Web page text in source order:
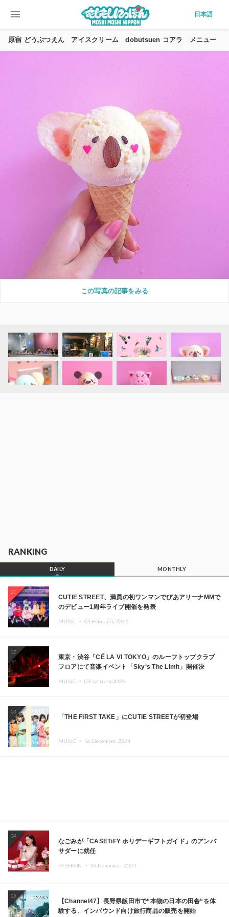
menu 日本語
原宿 どうぶつえん アイスクリーム dobutsuen コアラ メニュー
この写真の記事をみる
RANKING
DAILY MONTHLY
01
CUTIE STREET、満員の初ワンマンでぴあアリーナMMで
のデビュー1周年ライブ開催を発表
MUSIC ・ 04.February.2025
02
東京・渋谷「CÉ LA VI TOKYO」のルーフトップクラブ
フロアにて音楽イベント「Sky‘s The Limit」開催決
Kza（FORCE OF NATURE）ら日本を代表するDJ・クリ
MUSIC ・ 09.January.2025
03
「THE FIRST TAKE」にCUTIE STREETが初登場
MUSIC ・ 16.December.2024
04
なごみが「CASETiFY ホリデーギフトガイド」のアンバ
サダーに就任
FASHION ・ 26.November.2024
05
【Channel47】長野県飯田市で“本物の日本の田舎“を体
験する、インバウンド向け旅行商品の販売を開始